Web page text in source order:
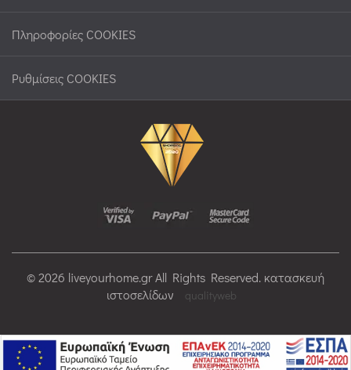
Πληροφορίες COOKIES
Ρυθμίσεις COOKIES
© 2026 liveyourhome.gr All Rights Reserved. κατασκευή
ιστοσελίδων
qualityweb